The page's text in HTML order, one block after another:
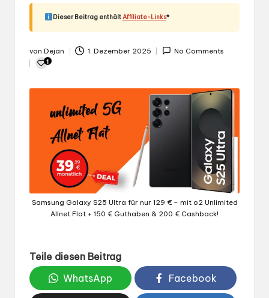
Dieser Beitrag enthältAffiliate-Links*
Gepostet
von
von Dejan 1. Dezember 2025 No Comments
1
Samsung Galaxy S25 Ultra für nur 129 € – mit o2 Unlimited
Allnet Flat + 150 € Guthaben & 200 € Cashback!
Teile diesen Beitrag
WhatsApp
Facebook